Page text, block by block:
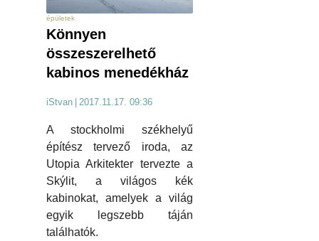
épületek
Könnyen
összeszerelhető
kabinos menedékház
iStvan 2017.11.17. 09:36
A stockholmi székhelyű
építész tervező iroda, az
Utopia Arkitekter tervezte a
Skýlit, a világos kék
kabinokat, amelyek a világ
egyik legszebb táján
találhatók.